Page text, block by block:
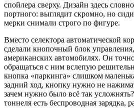
спойлера сверху. Дизайн здесь
портного: выглядит скромно, но
мерки снимали строго по фигуре.
Вместо селектора автоматической
сделали кнопочный блок
американских автомобилях. Он
обращаться с ним вслепую
кнопка «паркинга» слишком
задний ход, кнопку нужно не
зачем нужно было всё так
тоннеля есть беспроводная зарядка,